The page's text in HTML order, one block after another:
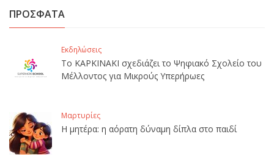
ΠΡΟΣΦΑΤΑ
Εκδηλώσεις
Το ΚΑΡΚΙΝΑΚΙ σχεδιάζει το Ψηφιακό Σχολείο του
Μέλλοντος για Μικρούς Υπερήρωες
Μαρτυρίες
Η μητέρα: η αόρατη δύναμη δίπλα στο παιδί